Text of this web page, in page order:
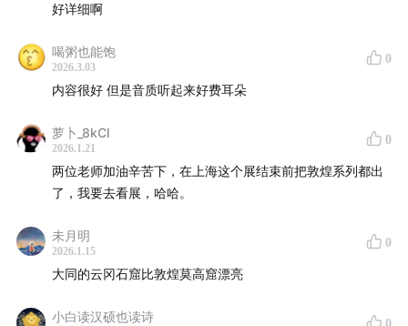
塔柱窟，佛传故事画，一佛二菩萨
53:30 魏晋南北朝-北朝-西魏时期历史及画塑特点：中国
神话传说人物
56:40
魏晋南北朝-北朝-北周时期历史及画塑特点：孝悌
题材儒学故事画，一佛二弟子
隋朝历史及画塑特点：隋炀帝出巡河西，27国贸易
会，维摩诘经变，三兔共耳藻井
唐朝-初唐&盛唐时期历史及画塑特点：经变画盛
好详细啊
喝粥也能饱
2026.3.03
0
内容很好 但是音质听起来好费耳朵
萝卜_8kCl
2026.1.21
0
两位老师加油辛苦下，在上海这个展结束前把敦煌系列都出
了，我要去看展，哈哈。
未月明
2026.1.15
0
大同的云冈石窟比敦煌莫高窟漂亮
小白读汉硕也读诗 0